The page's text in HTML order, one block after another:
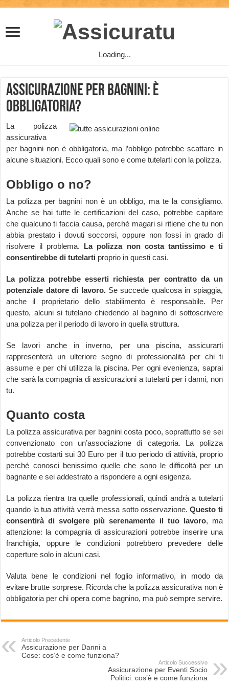
Loading...
Assicurazione per Bagnini: è
obbligatoria?
La polizza
assicurativa
per bagnini non è obbligatoria, ma l’obbligo potrebbe scattare in
alcune situazioni. Ecco quali sono e come tutelarti con la polizza.
Obbligo o no?
La polizza per bagnini non è un obbligo, ma te la consigliamo.
Anche se hai tutte le certificazioni del caso, potrebbe capitare
che qualcuno ti faccia causa, perché magari si ritiene che tu non
abbia prestato i dovuti soccorsi, oppure non fossi in grado di
risolvere il problema. La polizza non costa tantissimo e ti
consentirebbe di tutelarti proprio in questi casi.
La polizza potrebbe esserti richiesta per contratto da un
potenziale datore di lavoro.Se succede qualcosa in spiaggia,
anche il proprietario dello stabilimento è responsabile. Per
questo, alcuni si tutelano chiedendo al bagnino di sottoscrivere
una polizza per il periodo di lavoro in quella struttura.
Se lavori anche in inverno, per una piscina, assicurarti
rappresenterà un ulteriore segno di professionalità per chi ti
assume e per chi utilizza la piscina. Per ogni evenienza, saprai
che sarà la compagnia di assicurazioni a tutelarti per i danni, non
tu.
Quanto costa
La polizza assicurativa per bagnini costa poco, soprattutto se sei
convenzionato con un’associazione di categoria. La polizza
potrebbe costarti sui 30 Euro per il tuo periodo di attività, proprio
perché conosci benissimo quelle che sono le difficoltà per un
bagnante e sei addestrato a rispondere a ogni esigenza.
La polizza rientra tra quelle professionali, quindi andrà a tutelarti
quando la tua attività verrà messa sotto osservazione.Questo ti
consentirà di svolgere più serenamente il tuo lavoro, ma
attenzione: la compagnia di assicurazioni potrebbe inserire una
franchigia, oppure le condizioni potrebbero prevedere delle
coperture solo in alcuni casi.
Valuta bene le condizioni nel foglio informativo, in modo da
evitare brutte sorprese. Ricorda che la polizza assicurativa non è
obbligatoria per chi opera come bagnino, ma può sempre servire.
Articolo Precedente
Assicurazione per Danni a
Cose: cos’è e come funziona?
Articolo Successivo
Assicurazione per Eventi Socio
Politici: cos’è e come funziona